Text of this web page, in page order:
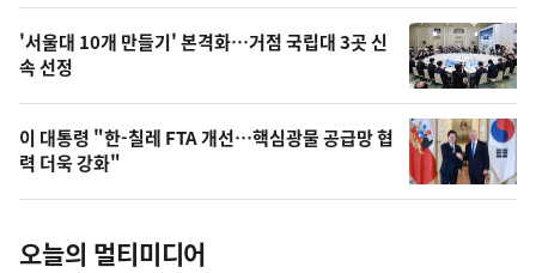
오
늘
의
사
진
'서울대 10개 만들기' 본격화…거점 국립대 3곳 신
속 선정
이 대통령 "한-칠레 FTA 개선…핵심광물 공급망 협
력 더욱 강화"
오늘의 멀티미디어